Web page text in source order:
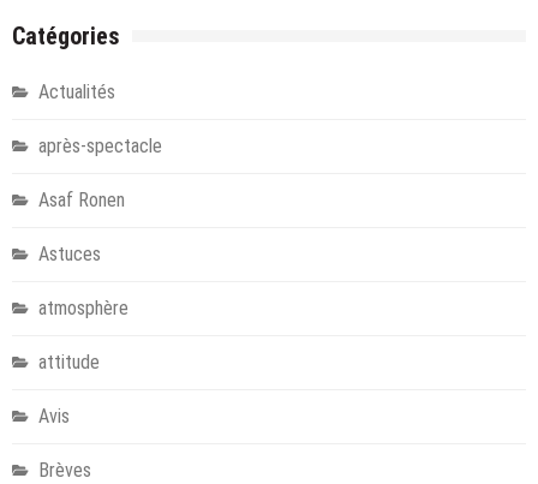
Catégories
Actualités
après-spectacle
Asaf Ronen
Astuces
atmosphère
attitude
Avis
Brèves